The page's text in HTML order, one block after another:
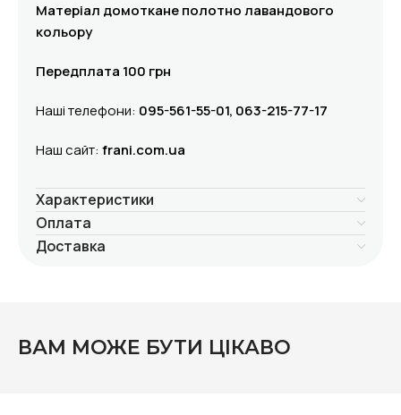
Матеріал домоткане полотно лавандового
кольору
Передплата 100 грн
Наші телефони: 095-561-55-01, 063-215-77-17
Наш сайт: frani.com.ua
Характеристики
Оплата
Доставка
ВАМ МОЖЕ БУТИ ЦІКАВО